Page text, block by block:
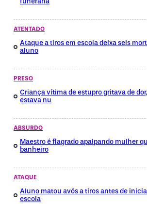
ATENTADO
Ataque a tiros em escola deixa seis
aluno
PRESO
Criança vítima de estupro gritava de
estava nu
ABSURDO
Maestro é flagrado apalpando mulher
banheiro
ATAQUE
Aluno matou avós a tiros antes de
escola